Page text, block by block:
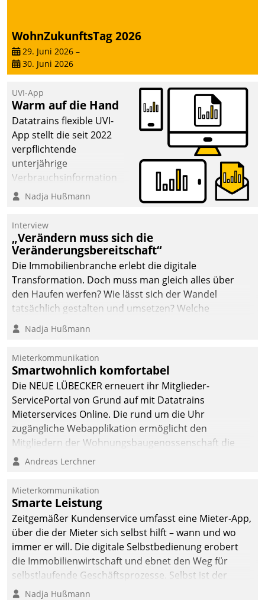
automatisiert ausgelöste,
zielgerichtete
Mieterbefragungen – eine
starke Grundlage für
datengestützte
Entscheidungen.
WohnZukunftsTag 2026
29. Juni 2026 –
30. Juni 2026
UVI-App
Warm auf die Hand
Datatrains flexible UVI-
App stellt die seit 2022
verpflichtende
unterjährige
Verbrauchsinformation
schnell, zuverlässig und
Die monatlichen
Mitteilungen zum
Heizungs- und
Wasserverbrauch gehen
automatisiert, vollständig
und auf Wunsch über
mehrere zuvor
Kommunikationswege bei
Nadja Hußmann
Interview
„Verändern muss sich die
Veränderungsbereitschaft“
Die Immobilienbranche erlebt die digitale
Transformation. Doch muss man gleich alles über
den Haufen werfen? Wie lässt sich der Wandel
tatsächlich gestalten und umsetzen? Welche
Argumente zählen wirklich?
Nadja Hußmann
Mieterkommunikation
Smartwohnlich komfortabel
Die NEUE LÜBECKER erneuert ihr Mitglieder-
ServicePortal von Grund auf mit Datatrains
Mieterservices Online. Die rund um die Uhr
zugängliche Webapplikation ermöglicht den
Mitgliedern der Wohnungs­bau­genossenschaft die
Kontaktaufnahme per Smartphone, Tablet oder PC.
Andreas Lerchner
Mieterkommunikation
Smarte Leistung
Zeitgemäßer Kundenservice umfasst eine Mieter-App,
über die der Mieter sich selbst hilft – wann und wo
immer er will. Die digitale Selbstbedienung erobert
die Immobilienwirtschaft und ebnet den Weg für
selbstlaufende Geschäftsprozesse. Selbst ist der
Kunde und smart der Serviceanbieter.
Nadja Hußmann